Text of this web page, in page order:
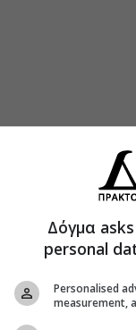
Δόγμα
personal
Personalised
measurement,